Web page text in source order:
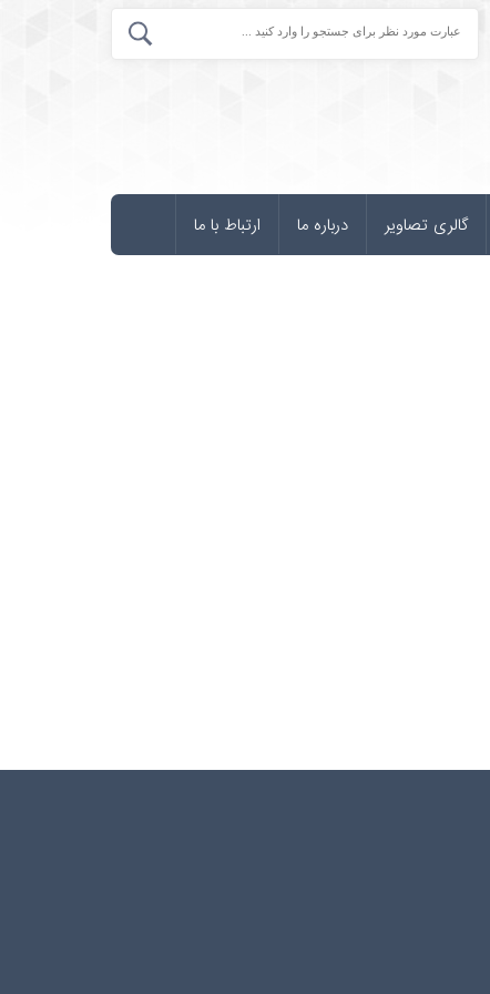
گالری تصاویر درباره ما ارتباط با ما